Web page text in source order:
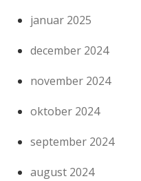
januar 2025
december 2024
november 2024
oktober 2024
september 2024
august 2024